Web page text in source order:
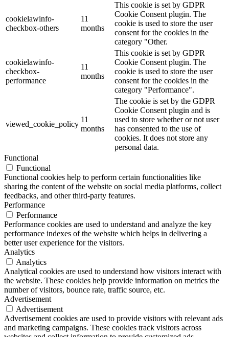
cookielawinfo-
checkbox-others
11
months
This cookie is set by GDPR
Cookie Consent plugin. The
cookie is used to store the user
consent for the cookies in the
category "Other.
cookielawinfo-
checkbox-
performance
11
months
This cookie is set by GDPR
Cookie Consent plugin. The
cookie is used to store the user
consent for the cookies in the
category "Performance".
viewed_cookie_policy
11
months
The cookie is set by the GDPR
Cookie Consent plugin and is
used to store whether or not user
has consented to the use of
cookies. It does not store any
personal data.
Functional
Functional
Functional cookies help to perform certain functionalities like
sharing the content of the website on social media platforms, collect
feedbacks, and other third-party features.
Performance
Performance
Performance cookies are used to understand and analyze the key
performance indexes of the website which helps in delivering a
better user experience for the visitors.
Analytics
Analytics
Analytical cookies are used to understand how visitors interact with
the website. These cookies help provide information on metrics the
number of visitors, bounce rate, traffic source, etc.
Advertisement
Advertisement
Advertisement cookies are used to provide visitors with relevant ads
and marketing campaigns. These cookies track visitors across